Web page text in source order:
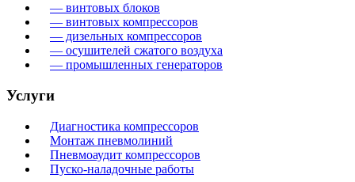
— винтовых блоков
— винтовых компрессоров
— дизельных компрессоров
— осушителей сжатого воздуха
— промышленных генераторов
Услуги
Диагностика компрессоров
Монтаж пневмолиний
Пневмоаудит компрессоров
Пуско-наладочные работы